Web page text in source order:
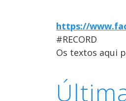
https://
#RECORD
Os textos aqui